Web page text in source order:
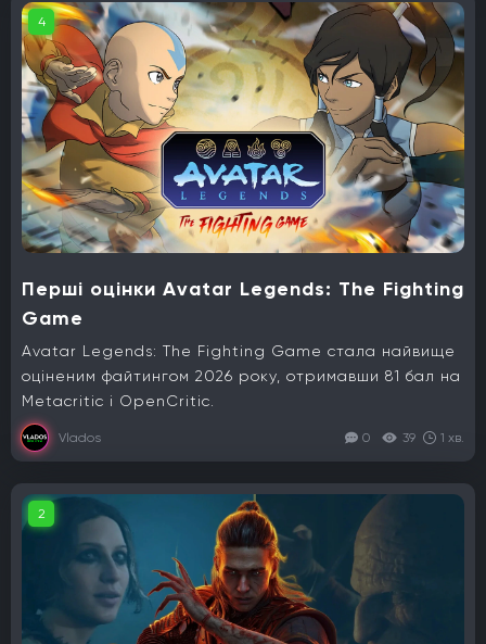
4
Перші оцінки Avatar Legends: The Fighting
Game
Avatar Legends: The Fighting Game стала найвище
оціненим файтингом 2026 року, отримавши 81 бал на
Metacritic і OpenCritic.
Vlados 0 39 1 хв.
2